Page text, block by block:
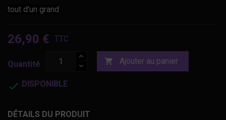
tout d'un grand
26,90 € TTC
Quantité  Ajouter au panier
 DISPONIBLE
DÉTAILS DU PRODUIT